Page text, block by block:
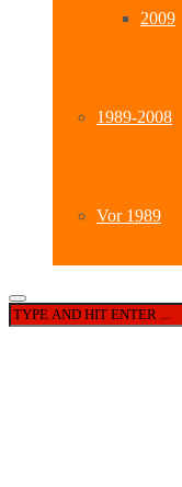
2009
1989-2008
Vor 1989